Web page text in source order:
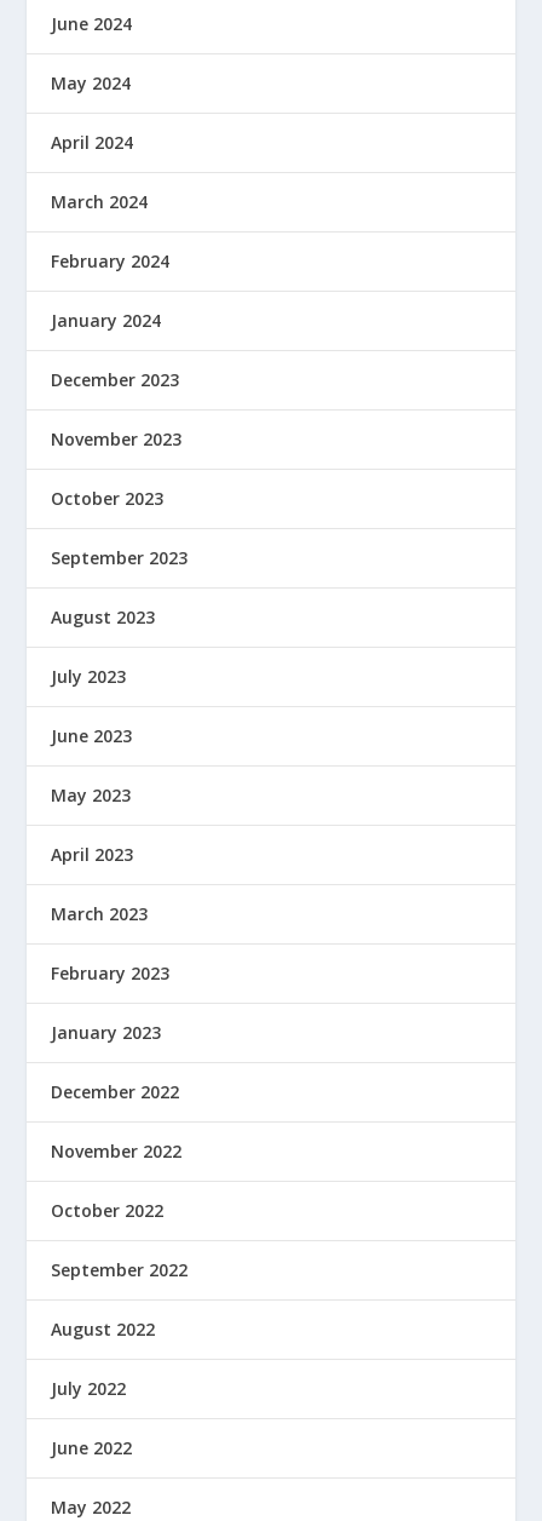
June 2024
May 2024
April 2024
March 2024
February 2024
January 2024
December 2023
November 2023
October 2023
September 2023
August 2023
July 2023
June 2023
May 2023
April 2023
March 2023
February 2023
January 2023
December 2022
November 2022
October 2022
September 2022
August 2022
July 2022
June 2022
May 2022